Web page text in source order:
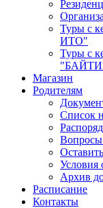
Туры с
ИТО"
Туры с
Магазин
Родителям
Список
Условия
Архив
Расписание
Контакты